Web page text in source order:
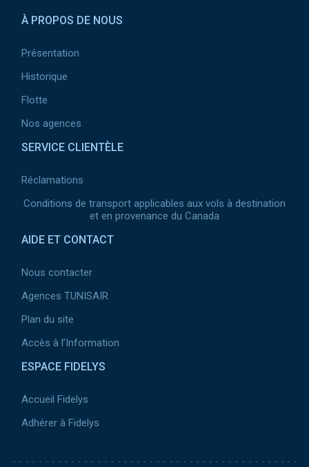
À PROPOS DE NOUS
Présentation
Historique
Flotte
Nos agences
SERVICE CLIENTÈLE
Réclamations
Conditions de transport applicables aux vols à destination
et en provenance du Canada
AIDE ET CONTACT
Nous contacter
Agences TUNISAIR
Plan du site
Accès à l’Information
ESPACE FIDELYS
Accueil Fidelys
Adhérer à Fidelys